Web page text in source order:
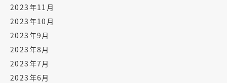
2023年11月
2023年10月
2023年9月
2023年8月
2023年7月
2023年6月